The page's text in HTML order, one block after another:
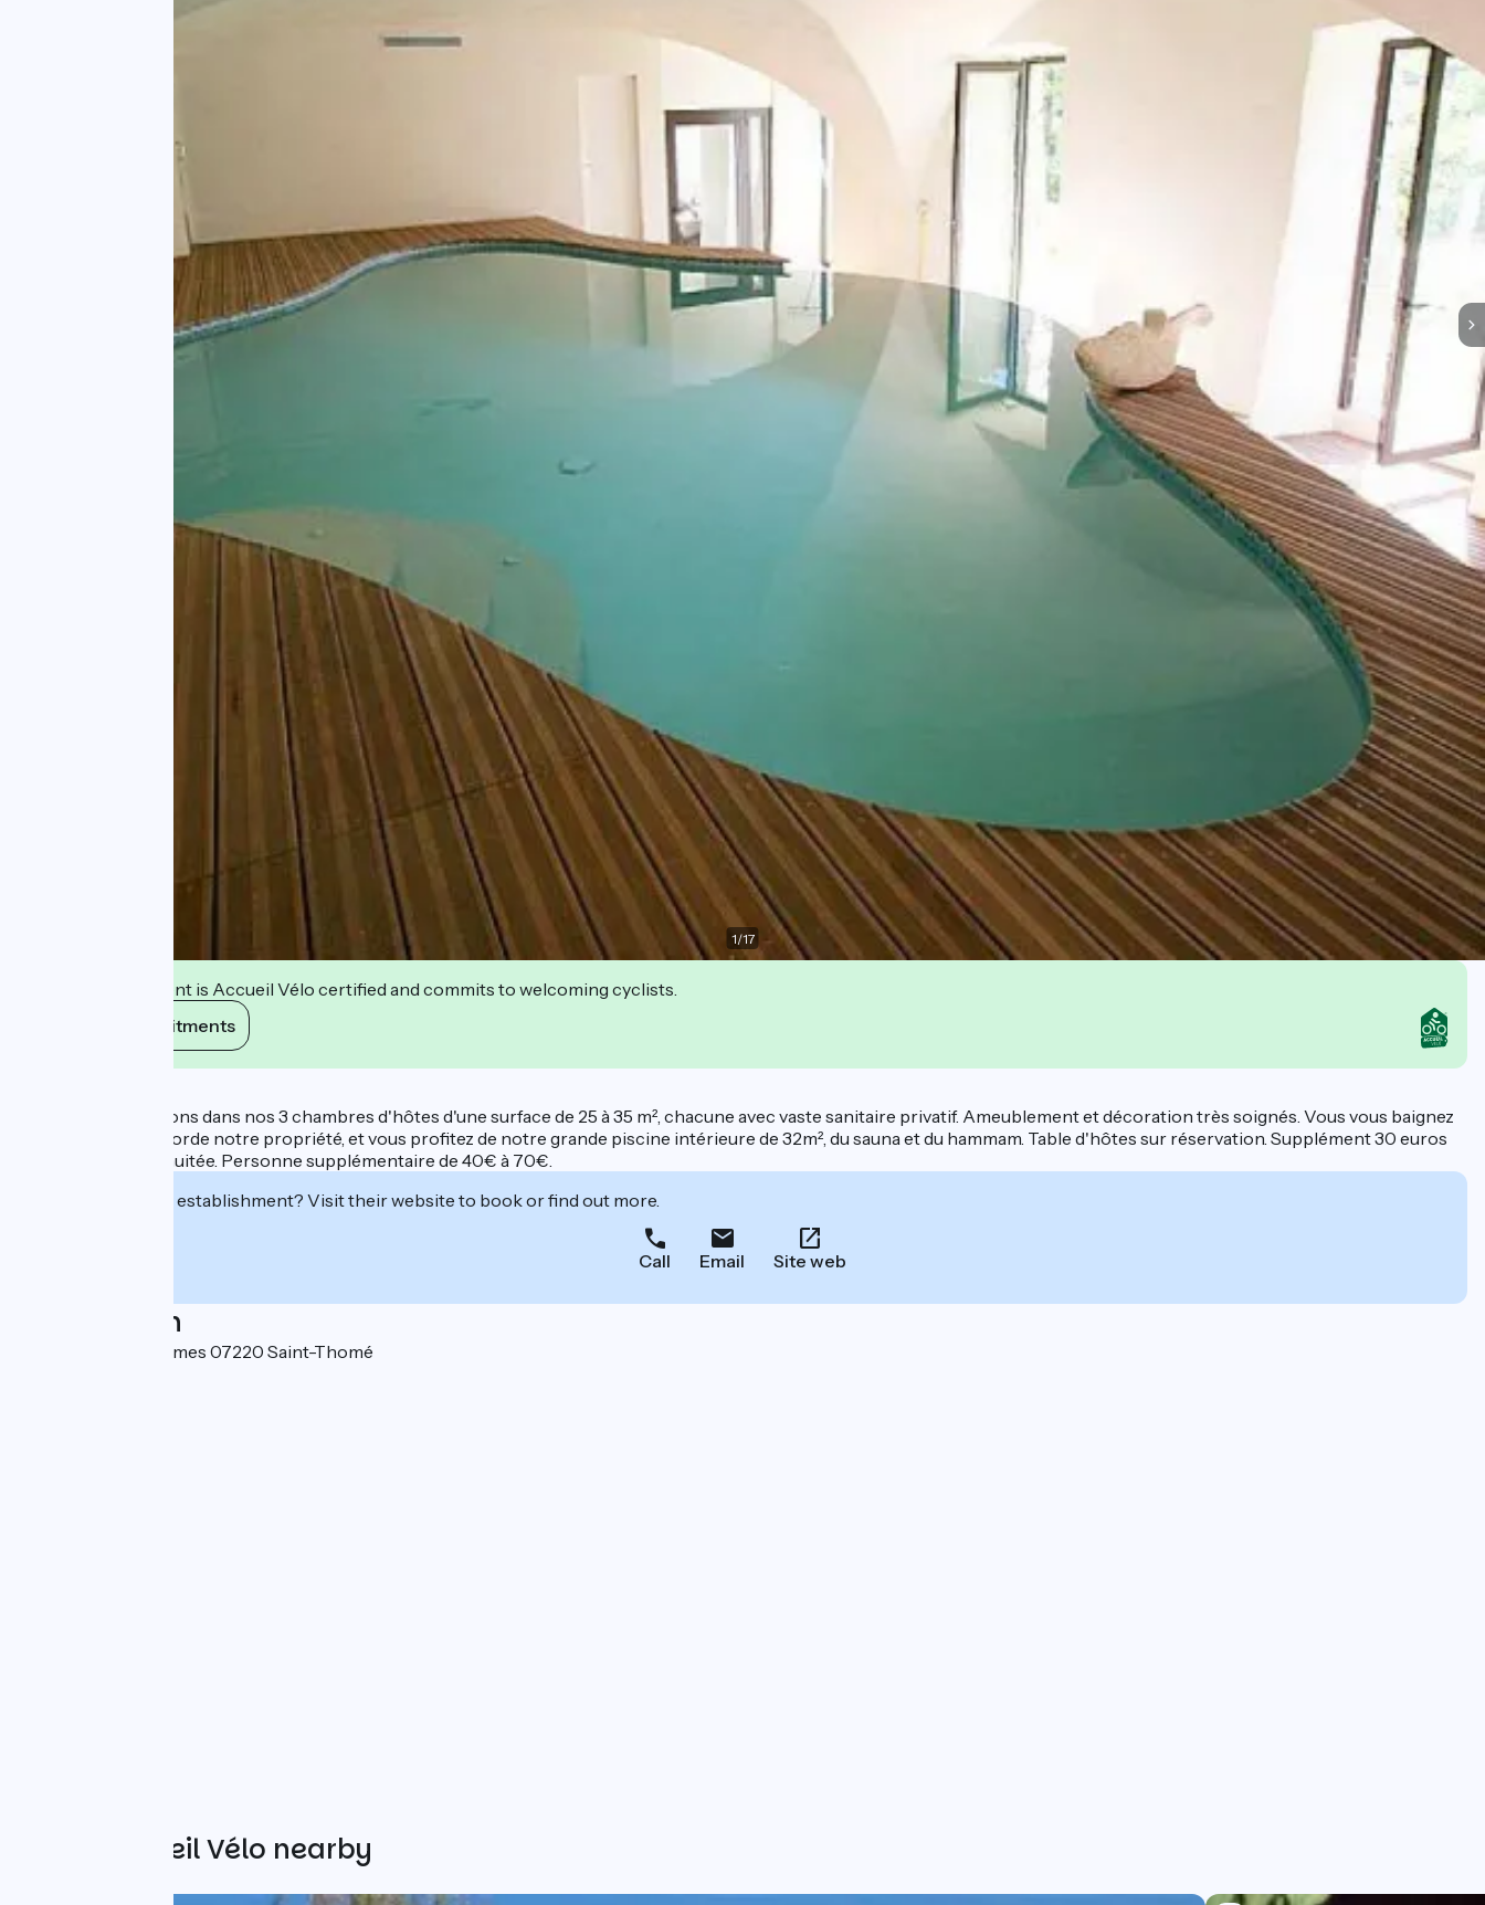
1/17
This establishment is Accueil Vélo certified and commits to welcoming cyclists.
View its commitments
Nous vous accueillons dans nos 3 chambres d'hôtes d'une surface de 25 à 35 m², chacune avec vaste sanitaire privatif. Ameublement et décoration très soignés. Vous vous baignez
dans la rivière qui borde notre propriété, et vous profitez de notre grande piscine intérieure de 32m², du sauna et du hammam. Table d'hôtes sur réservation. Supplément 30 euros
pour séjour d'une nuitée. Personne supplémentaire de 40€ à 70€.
Interested in this establishment? Visit their website to book or find out more.
Call Email Site web
Localisation
85 Chemin des Carmes 07220 Saint-Thomé
Other Accueil Vélo nearby